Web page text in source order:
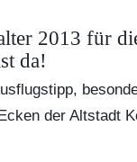
2013 für
da!
der Altstadt